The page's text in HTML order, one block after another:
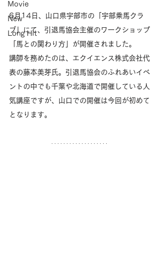
Movie
New
Long Hit
6月14日、山口県宇部市の「宇部乗馬クラ
ブ」にて、引退馬協会主催のワークショップ
「馬との関わり方」が開催されました。
講師を務めたのは、エクイエンス株式会社代
表の藤本美芽氏。引退馬協会のふれあいイベ
ントの中でも千葉や北海道で開催している人
気講座ですが、山口での開催は今回が初めて
となります。